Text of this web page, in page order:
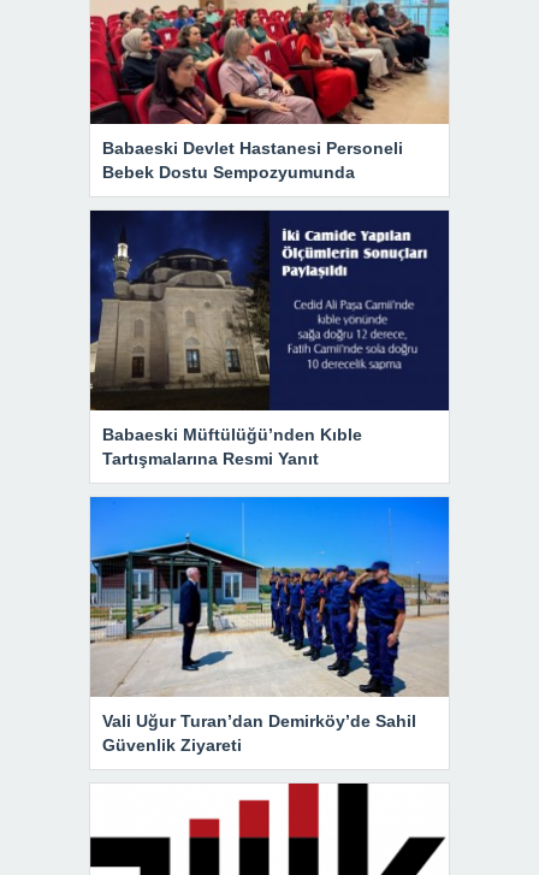
Babaeski Devlet Hastanesi Personeli
Bebek Dostu Sempozyumunda
Babaeski Müftülüğü’nden Kıble
Tartışmalarına Resmi Yanıt
Vali Uğur Turan’dan Demirköy’de Sahil
Güvenlik Ziyareti